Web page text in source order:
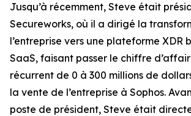
Jusqu’à récemment, Steve était
Secureworks, où il a dirigé la
l’entreprise vers une plateforme XDR
SaaS, faisant passer le chiffre
récurrent de 0 à 300 millions de
la vente de l’entreprise à Sophos.
poste de président, Steve était